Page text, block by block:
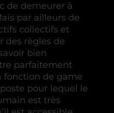
de demeurer à
par ailleurs de
collectifs et
des règles de
bien
parfaitement
fonction de game
pour lequel le
est très